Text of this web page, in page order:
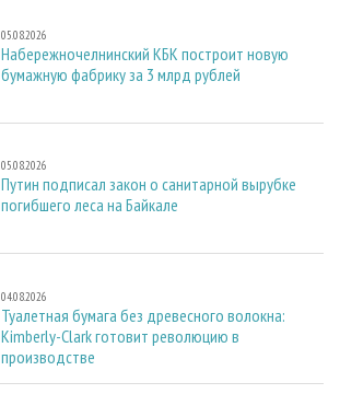
05.08.2026
Набережночелнинский КБК построит новую
бумажную фабрику за 3 млрд рублей
05.08.2026
Путин подписал закон о санитарной вырубке
погибшего леса на Байкале
04.08.2026
Туалетная бумага без древесного волокна:
Kimberly-Clark готовит революцию в
производстве